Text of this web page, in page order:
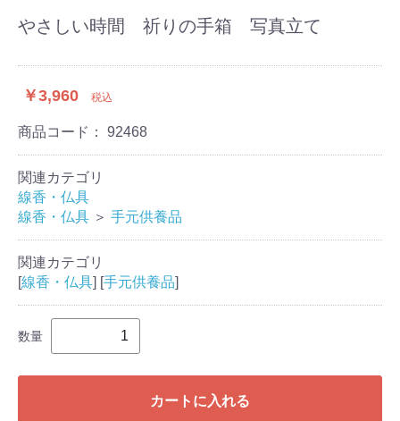
やさしい時間 祈りの手箱 写真立て
￥3,960 税込
商品コード： 92468
関連カテゴリ
線香・仏具
線香・仏具 ＞ 手元供養品
関連カテゴリ
[線香・仏具] [手元供養品]
数量
カートに入れる